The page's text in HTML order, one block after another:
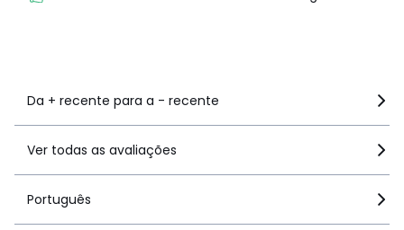
recomendam este artigo
Da + recente para a - recente
Ver todas as avaliações
Português